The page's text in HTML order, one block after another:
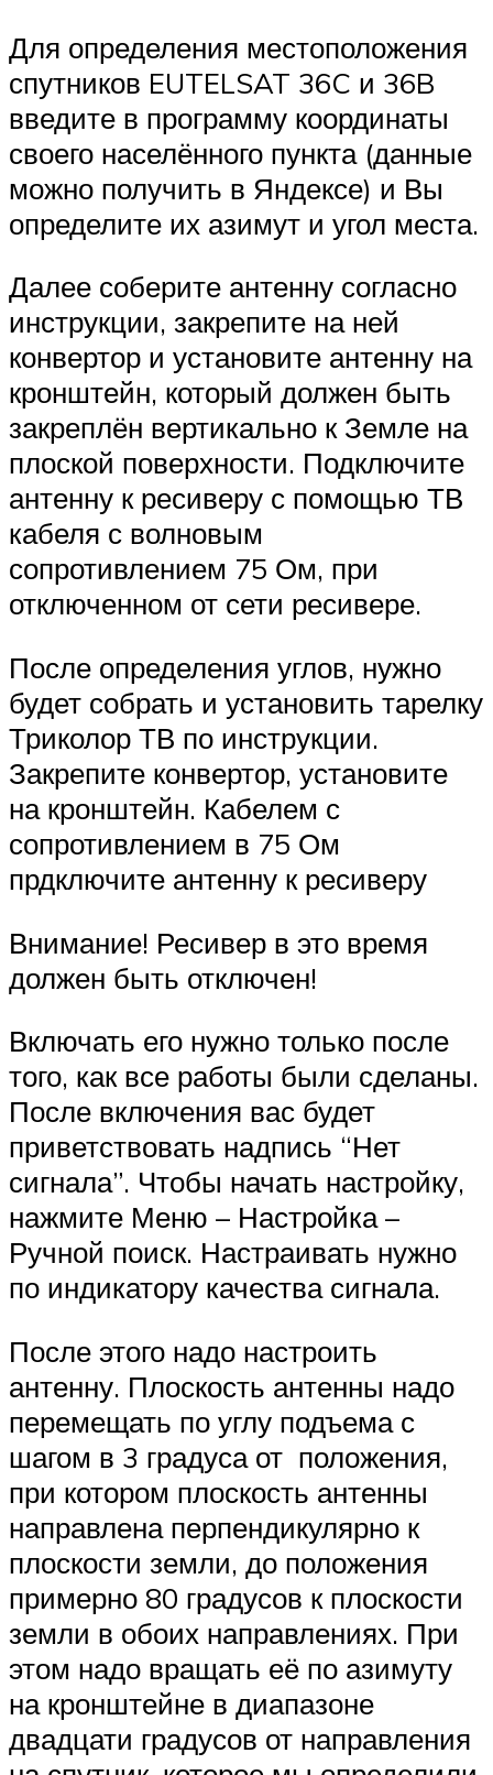
Для определения местоположения
спутников EUTELSAT 36C и 36B
введите в программу координаты
своего населённого пункта (данные
можно получить в Яндексе) и Вы
определите их азимут и угол места.
Далее соберите антенну согласно
инструкции, закрепите на ней
конвертор и установите антенну на
кронштейн, который должен быть
закреплён вертикально к Земле на
плоской поверхности. Подключите
антенну к ресиверу с помощью ТВ
кабеля с волновым
сопротивлением 75 Ом, при
отключенном от сети ресивере.
После определения углов, нужно
будет собрать и установить тарелку
Триколор ТВ по инструкции.
Закрепите конвертор, установите
на кронштейн. Кабелем с
сопротивлением в 75 Ом
прдключите антенну к ресиверу
Внимание! Ресивер в это время
должен быть отключен!
Включать его нужно только после
того, как все работы были сделаны.
После включения вас будет
приветствовать надпись “Нет
сигнала”. Чтобы начать настройку,
нажмите Меню – Настройка –
Ручной поиск. Настраивать нужно
по индикатору качества сигнала.
После этого надо настроить
антенну. Плоскость антенны надо
перемещать по углу подъема с
шагом в 3 градуса от положения,
при котором плоскость антенны
направлена перпендикулярно к
плоскости земли, до положения
примерно 80 градусов к плоскости
земли в обоих направлениях. При
этом надо вращать её по азимуту
на кронштейне в диапазоне
двадцати градусов от направления